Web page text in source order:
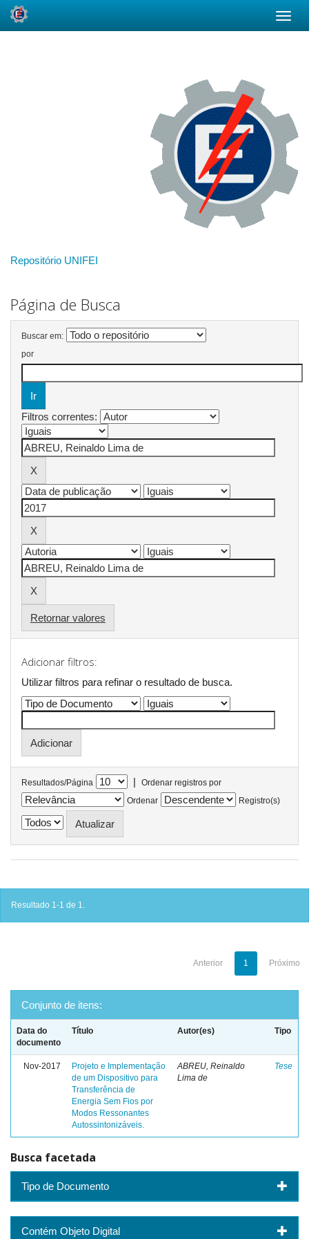
Repositório UNIFEI
Página de Busca
Buscar em:
por
Filtros correntes:
Retornar valores
Adicionar filtros:
Utilizar filtros para refinar o resultado de busca.
Resultados/Página |
Ordenar registros por
Ordenar
Registro(s)
Resultado 1-1 de 1.
Anterior 1 Próximo
Conjunto de itens:
Data do
documento
Título Autor(es) Tipo
Nov-2017
Projeto e Implementação
de um Dispositivo para
Transferência de
Energia Sem Fios por
Modos Ressonantes
Autossintonizáveis.
ABREU, Reinaldo
Lima de
Tese
Busca facetada
Tipo de Documento
Contém Objeto Digital